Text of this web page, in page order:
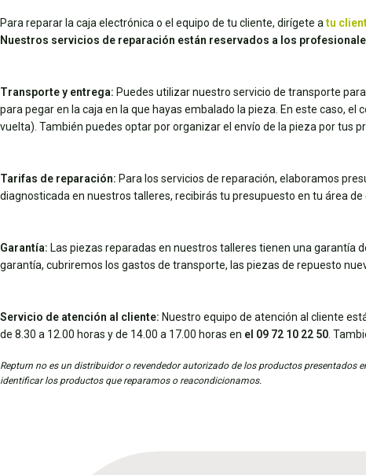
Para reparar la caja electrónica o el equipo de tu cliente, dirígete atu
Nuestros servicios de reparación están reservados a los
Transporte y entrega: Puedes utilizar nuestro servicio de transporte
para pegar en la caja en la que hayas embalado la pieza. En este caso, el
vuelta). También puedes optar por organizar el envío de la pieza por tus
Tarifas de reparación: Para los servicios de reparación, elaboramos
diagnosticada en nuestros talleres, recibirás tu presupuesto en tu área
Garantía: Las piezas reparadas en nuestros talleres tienen una garantía
garantía, cubriremos los gastos de transporte, las piezas de repuesto
Servicio de atención al cliente: Nuestro equipo de atención al cliente
de 8.30 a 12.00 horas y de 14.00 a 17.00 horas en el 09 72 10 22 50 .
Repturn no es un distribuidor o revendedor autorizado de los productos
identificar los productos que reparamos o reacondicionamos.